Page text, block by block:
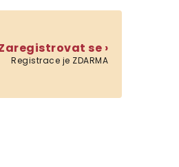
se ›
Registrace je ZDARMA